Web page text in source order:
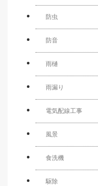
防虫
防音
雨樋
雨漏り
電気配線工事
風景
食洗機
駆除